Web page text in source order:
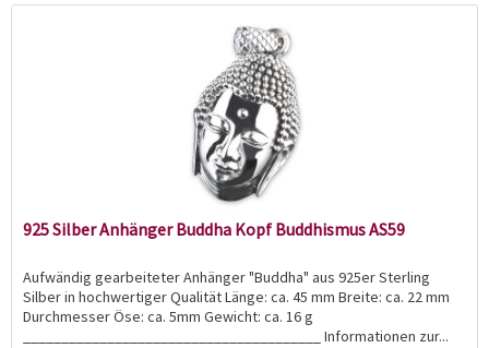
925 Silber Anhänger Buddha Kopf Buddhismus AS59
Aufwändig gearbeiteter Anhänger "Buddha" aus 925er Sterling
Silber in hochwertiger Qualität Länge: ca. 45 mm Breite: ca. 22 mm
Durchmesser Öse: ca. 5mm Gewicht: ca. 16 g
_______________________________________ Informationen zur...